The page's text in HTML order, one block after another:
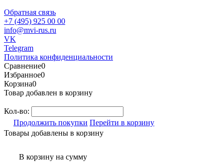
Обратная связь
+7 (495) 925 00 00
info@mvi-rus.ru
VK
Telegram
Политика конфиденциальности
Сравнение0
Избранное0
Корзина0
Товар добавлен в корзину
Кол-во:
Продолжить покупки Перейти в корзину
Товары добавлены в корзину
В корзину на сумму